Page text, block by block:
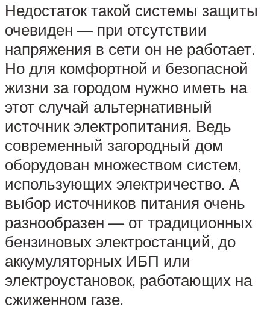
Недостаток такой системы защиты
очевиден — при отсутствии
напряжения в сети он не работает.
Но для комфортной и безопасной
жизни за городом нужно иметь на
этот случай альтернативный
источник электропитания. Ведь
современный загородный дом
оборудован множеством систем,
использующих электричество. А
выбор источников питания очень
разнообразен — от традиционных
бензиновых электростанций, до
аккумуляторных ИБП или
электроустановок, работающих на
сжиженном газе.